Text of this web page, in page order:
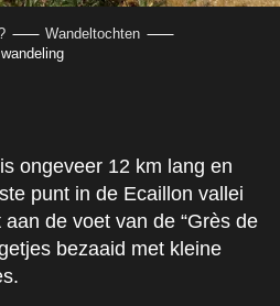
Wandeltochten
ongeveer 12 km lang en
punt in de Ecaillon vallei
de voet van de “Grès de
bezaaid met kleine